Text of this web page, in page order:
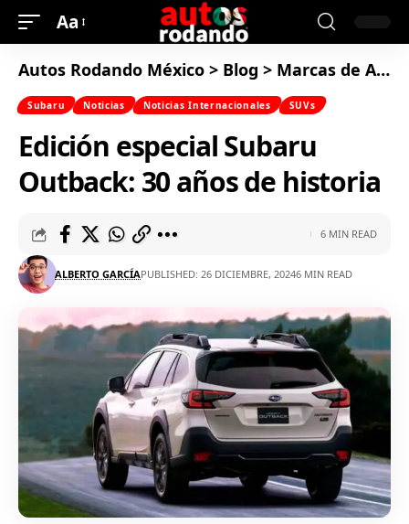
Aa
Autos Rodando México > Blog > Marcas de Autos
Subaru Noticias Noticias Internacionales SUVs
Edición especial Subaru
Outback: 30 años de historia
ALBERTO GARCÍAPUBLISHED: 26 DICIEMBRE, 20246 MIN READ
6 MIN READ